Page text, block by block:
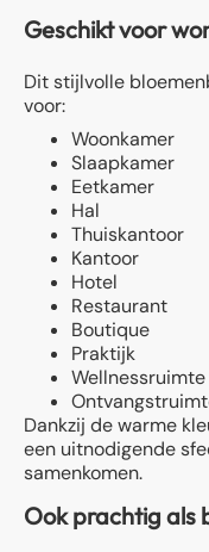
Geschikt voor
Dit stijlvolle
voor:
Woonkamer
Slaapkamer
Eetkamer
Hal
Thuiskantoor
Kantoor
Hotel
Restaurant
Boutique
Praktijk
Wellnessruimte
Dankzij de warme
een uitnodigende
samenkomen.
Ook prachtig als